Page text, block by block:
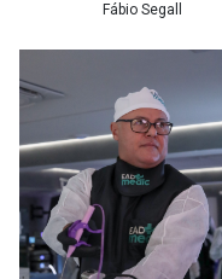
Fábio Segall